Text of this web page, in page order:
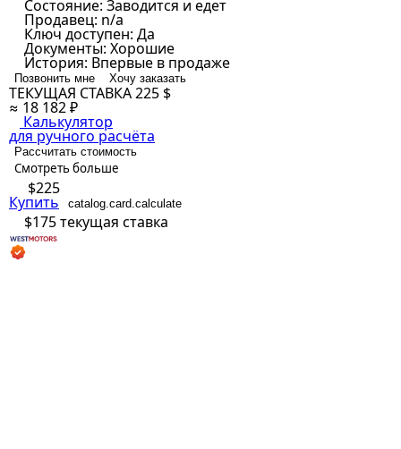
Состояние: Заводится и едет
Продавец: n/a
Ключ доступен: Да
Документы: Хорошие
История: Впервые в продаже
Позвонить мне Хочу заказать
ТЕКУЩАЯ СТАВКА225 $
≈ 18 182 ₽
Калькулятор
для ручного расчёта
Рассчитать стоимость
Смотреть больше
$225
Купить catalog.card.calculate
$175текущая ставка